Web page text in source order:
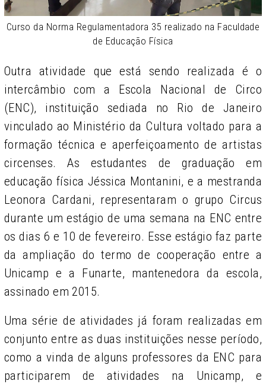
Curso da Norma Regulamentadora 35 realizado na Faculdade
de Educação Física
Outra atividade que está sendo realizada é o
intercâmbio com a Escola Nacional de Circo
(ENC), instituição sediada no Rio de Janeiro
vinculado ao Ministério da Cultura voltado para a
formação técnica e aperfeiçoamento de artistas
circenses. As estudantes de graduação em
educação física Jéssica Montanini, e a mestranda
Leonora Cardani, representaram o grupo Circus
durante um estágio de uma semana na ENC entre
os dias 6 e 10 de fevereiro. Esse estágio faz parte
da ampliação do termo de cooperação entre a
Unicamp e a Funarte, mantenedora da escola,
assinado em 2015.
Uma série de atividades já foram realizadas em
conjunto entre as duas instituições nesse período,
como a vinda de alguns professores da ENC para
participarem de atividades na Unicamp, e